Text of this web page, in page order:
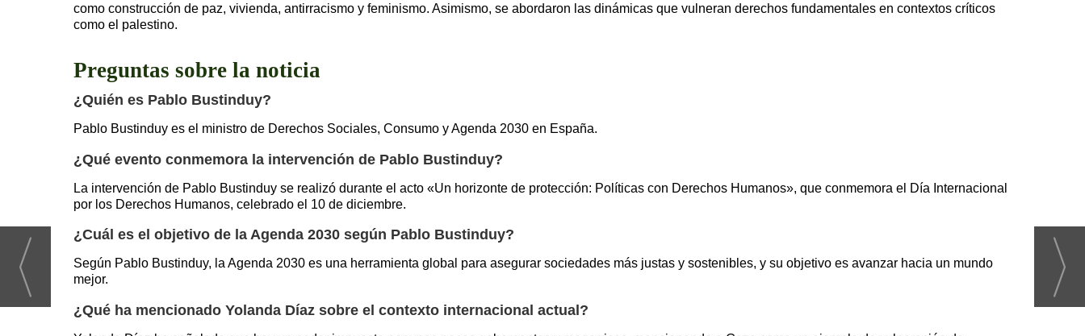
como construcción de paz, vivienda, antirracismo y feminismo. Asimismo, se abordaron las dinámicas que vulneran derechos fundamentales en contextos críticos
como el palestino.
Preguntas sobre la noticia
¿Quién es Pablo Bustinduy?
Pablo Bustinduy es el ministro de Derechos Sociales, Consumo y Agenda 2030 en España.
¿Qué evento conmemora la intervención de Pablo Bustinduy?
La intervención de Pablo Bustinduy se realizó durante el acto «Un horizonte de protección: Políticas con Derechos Humanos», que conmemora el Día Internacional
por los Derechos Humanos, celebrado el 10 de diciembre.
¿Cuál es el objetivo de la Agenda 2030 según Pablo Bustinduy?
Según Pablo Bustinduy, la Agenda 2030 es una herramienta global para asegurar sociedades más justas y sostenibles, y su objetivo es avanzar hacia un mundo
mejor.
¿Qué ha mencionado Yolanda Díaz sobre el contexto internacional actual?